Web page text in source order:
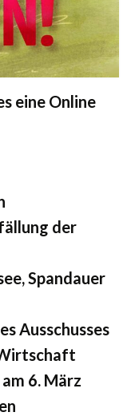
eine Online
der
Spandauer
Ausschusses
6. März